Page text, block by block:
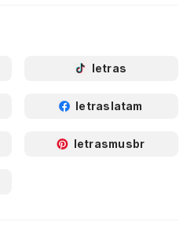
letras
letraslatam
letrasmusbr